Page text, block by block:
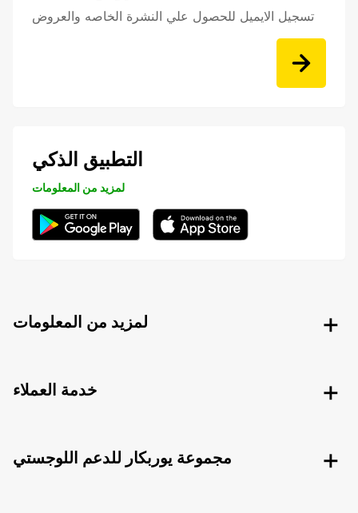
تسجيل الايميل للحصول علي النشرة الخاصه والعروض
التطبيق الذكي
لمزيد من المعلومات
لمزيد من المعلومات
خدمة العملاء
مجموعة يوربكار للدعم اللوجستي